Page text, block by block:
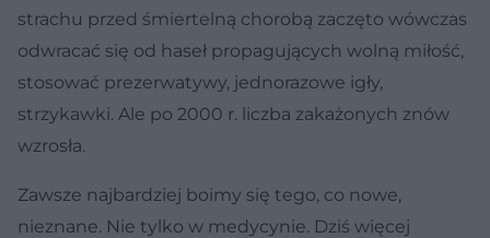
strachu przed śmiertelną chorobą zaczęto wówczas
odwracać się od haseł propagujących wolną miłość,
stosować prezerwatywy, jednorazowe igły,
strzykawki. Ale po 2000 r. liczba zakażonych znów
wzrosła.
Zawsze najbardziej boimy się tego, co nowe,
nieznane. Nie tylko w medycynie. Dziś więcej